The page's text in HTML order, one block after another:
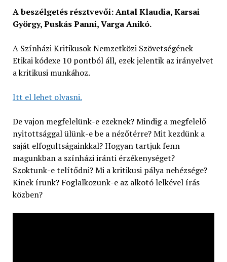
A beszélgetés résztvevői: Antal Klaudia, Karsai
György, Puskás Panni, Varga Anikó.
A Színházi Kritikusok Nemzetközi Szövetségének
Etikai kódexe 10 pontból áll, ezek jelentik az irányelvet
a kritikusi munkához.
Itt el lehet olvasni.
De vajon megfelelünk-e ezeknek? Mindig a megfelelő
nyitottsággal ülünk-e be a nézőtérre? Mit kezdünk a
saját elfogultságainkkal? Hogyan tartjuk fenn
magunkban a színházi iránti érzékenységet?
Szoktunk-e telítődni? Mi a kritikusi pálya nehézsége?
Kinek írunk? Foglalkozunk-e az alkotó lelkével írás
közben?